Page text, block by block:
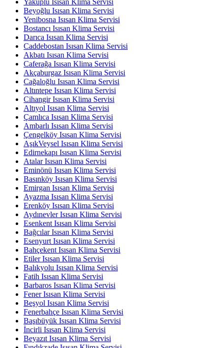
Yakuplu Isısan Klima Servisi
Beyoğlu Isısan Klima Servisi
Yenibosna Isısan Klima Servisi
Bostancı Isısan Klima Servisi
Darıca Isısan Klima Servisi
Caddebostan Isısan Klima Servisi
Akbatı Isısan Klima Servisi
Caferağa Isısan Klima Servisi
Akçaburgaz Isısan Klima Servisi
Cağaloğlu Isısan Klima Servisi
Altıntepe Isısan Klima Servisi
Cihangir Isısan Klima Servisi
Altıyol Isısan Klima Servisi
Çamlıca Isısan Klima Servisi
Ambarlı Isısan Klima Servisi
Çengelköy Isısan Klima Servisi
AşıkVeysel Isısan Klima Servisi
Edirnekapı Isısan Klima Servisi
Atalar Isısan Klima Servisi
Eminönü Isısan Klima Servisi
Basınköy Isısan Klima Servisi
Emirgan Isısan Klima Servisi
Ayazma Isısan Klima Servisi
Erenköy Isısan Klima Servisi
Aydınevler Isısan Klima Servisi
Esenkent Isısan Klima Servisi
Bağcılar Isısan Klima Servisi
Esenyurt Isısan Klima Servisi
Bahçekent Isısan Klima Servisi
Etiler Isısan Klima Servisi
Balıkyolu Isısan Klima Servisi
Fatih Isısan Klima Servisi
Barbaros Isısan Klima Servisi
Fener Isısan Klima Servisi
Beşyol Isısan Klima Servisi
Fenerbahçe Isısan Klima Servisi
Başıbüyük Isısan Klima Servisi
İncirli Isısan Klima Servisi
Beyazıt Isısan Klima Servisi